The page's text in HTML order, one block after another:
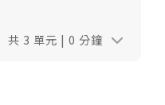
共 3 單元 | 0 分鐘